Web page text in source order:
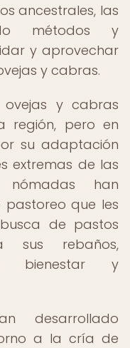
ancestrales, las
métodos y
y aprovechar
y cabras.
y cabras
región, pero en
su adaptación
extremas de las
nómadas han
que les
de pastos
rebaños,
bienestar y
desarrollado
a la cría de